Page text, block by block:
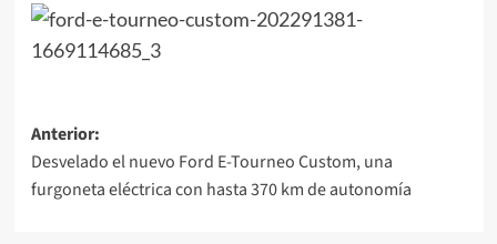
Navegación
de
entradas
Anterior:
Desvelado el nuevo Ford E-Tourneo Custom, una
furgoneta eléctrica con hasta 370 km de autonomía